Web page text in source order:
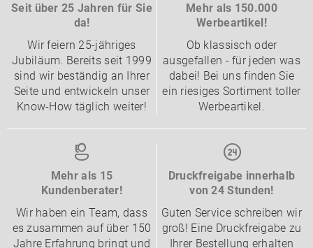
Seit über 25 Jahren für Sie
da!
Wir feiern 25-jähriges
Jubiläum. Bereits seit 1999
sind wir beständig an Ihrer
Seite und entwickeln unser
Know-How täglich weiter!
Mehr als 150.000
Werbeartikel!
Ob klassisch oder
ausgefallen - für jeden was
dabei! Bei uns finden Sie
ein riesiges Sortiment toller
Werbeartikel.
Mehr als 15
Kundenberater!
Wir haben ein Team, dass
es zusammen auf über 150
Jahre Erfahrung bringt und
Druckfreigabe innerhalb
von 24 Stunden!
Guten Service schreiben wir
groß! Eine Druckfreigabe zu
Ihrer Bestellung erhalten